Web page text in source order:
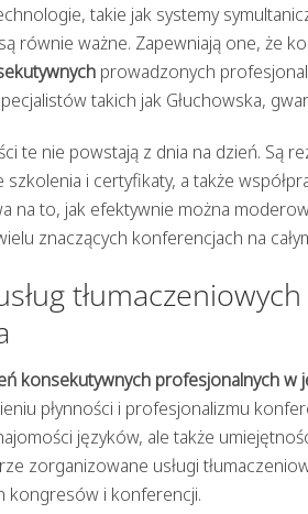
takie jak systemy
równie ważne. Zapewniają one, że
prowadzonych
takich jak Głuchowska,
te nie powstają z dnia na dzień. Są
i certyfikaty, a także
na to, jak efektywnie można
znaczących konferencjach na
konsekutywnych profesjonalnych w
płynności i profesjonalizmu
języków, ale także
zorganizowane usługi
kongresów i konferencji.